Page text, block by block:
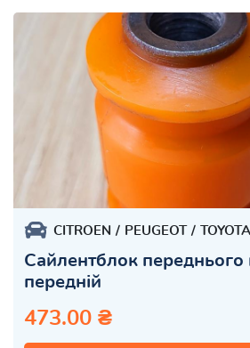
CITROEN PEUGEOT TOYOTA
Сайлентблок переднього
передній
473.00 ₴